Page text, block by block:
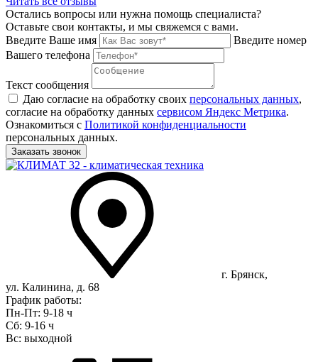
Остались вопросы или нужна помощь специалиста?
Оставьте свои контакты, и мы свяжемся с вами.
Введите Ваше имя
Введите номер
Вашего телефона
Текст сообщения
Даю согласие на обработку своих персональных данных,
согласие на обработку данных сервисом Яндекс Метрика.
Ознакомиться с Политикой конфиденциальности
персональных данных.
г. Брянск,
ул. Калинина, д. 68
График работы:
Пн-Пт: 9-18 ч
Сб: 9-16 ч
Вс: выходной